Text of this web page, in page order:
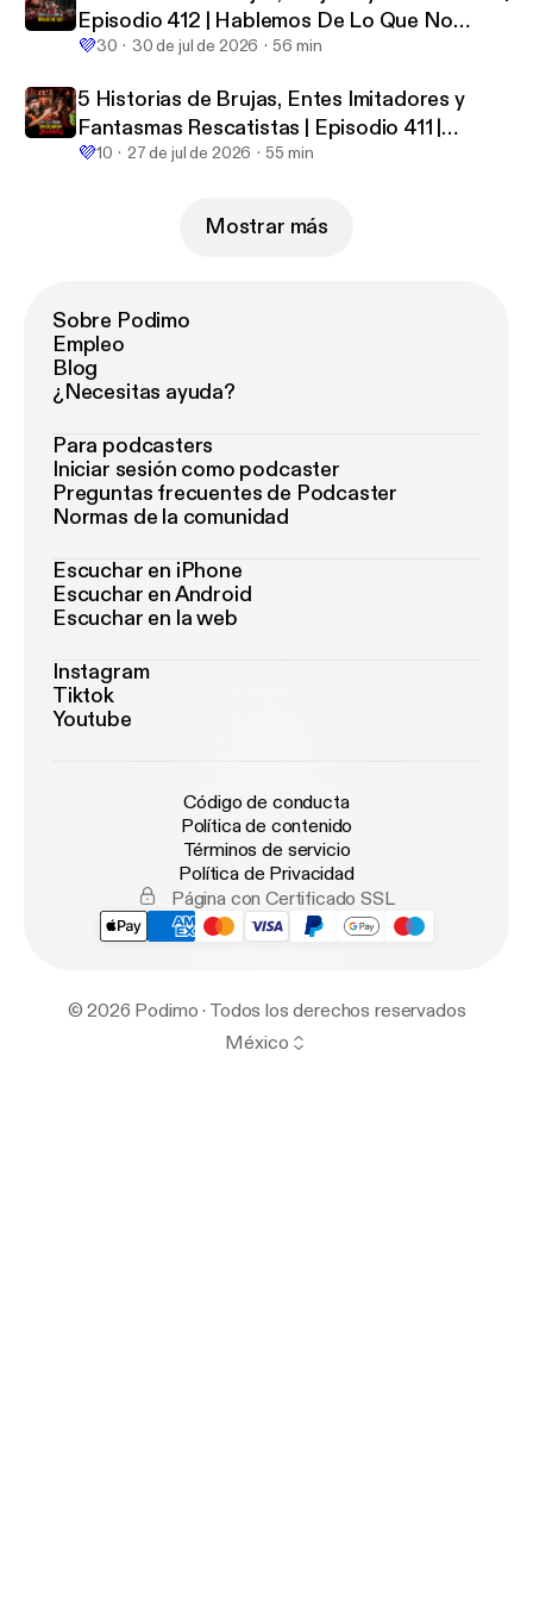
Episodio 412 | Hablemos De Lo Que No
Existe
💜30 30 de jul de 2026 56 min
5 Historias de Brujas, Entes Imitadores y
Fantasmas Rescatistas | Episodio 411 |
Hablemos De Lo Que No Existe
💜10 27 de jul de 2026 55 min
Mostrar más
Sobre Podimo
Empleo
Blog
¿Necesitas ayuda?
Para podcasters
Iniciar sesión como podcaster
Preguntas frecuentes de Podcaster
Normas de la comunidad
Escuchar en iPhone
Escuchar en Android
Escuchar en la web
Instagram
Tiktok
Youtube
Código de conducta
Política de contenido
Términos de servicio
Política de Privacidad
Página con Certificado SSL
© 2026 Podimo · Todos los derechos reservados
México